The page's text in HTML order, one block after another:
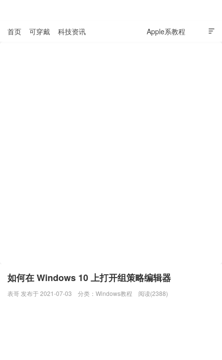

首页 可穿戴 科技资讯 Apple系教程
如何在 Windows 10 上打开组策略编辑器
表哥 发布于 2021-07-03 分类： Windows教程 阅读(2388)